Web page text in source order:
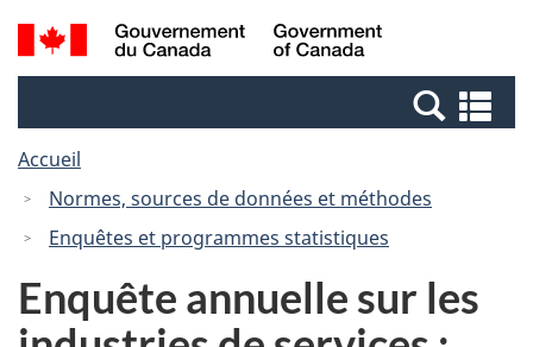
Passer
au
Passer
à
Canada
Recherche
et
et
Accueil
Normes, sources de données et méthodes
Enquêtes et programmes statistiques
Enquête annuelle sur les